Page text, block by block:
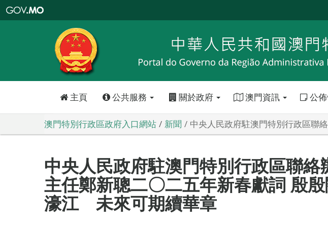
特
政
區
政
口
主頁 公共服務 關於政府 澳門資訊 公
澳門特別行政區政府入口網站 新聞 中央人民政府駐澳門特別行政區聯
中央人民政府駐澳門特別行政區聯絡
主任鄭新聰二〇二五年新春獻詞 殷
濠江 未來可期續華章